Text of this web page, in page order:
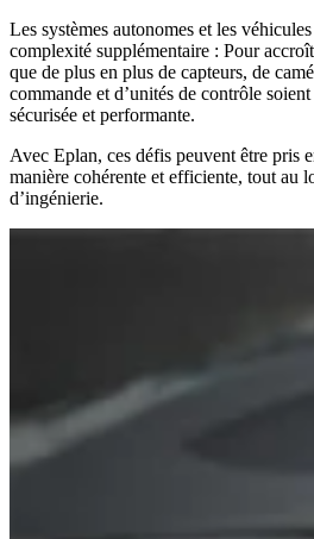
Les systèmes autonomes et les
complexité supplémentaire : Pour
que de plus en plus de capteurs, de
commande et d’unités de contrôle
sécurisée et performante.
Avec Eplan, ces défis peuvent être pris
manière cohérente et efficiente, tout au
d’ingénierie.